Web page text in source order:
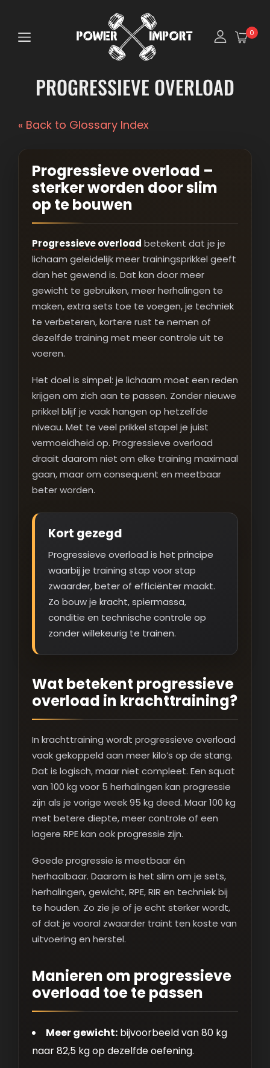
0
PROGRESSIEVE OVERLOAD
« Back to Glossary Index
Progressieve overload –
sterker worden door slim
op te bouwen
Progressieve overload betekent dat je je
lichaam geleidelijk meer trainingsprikkel geeft
dan het gewend is. Dat kan door meer
gewicht te gebruiken, meer herhalingen te
maken, extra sets toe te voegen, je techniek
te verbeteren, kortere rust te nemen of
dezelfde training met meer controle uit te
voeren.
Het doel is simpel: je lichaam moet een reden
krijgen om zich aan te passen. Zonder nieuwe
prikkel blijf je vaak hangen op hetzelfde
niveau. Met te veel prikkel stapel je juist
vermoeidheid op. Progressieve overload
draait daarom niet om elke training maximaal
gaan, maar om consequent en meetbaar
beter worden.
Kort gezegd
Progressieve overload is het principe
waarbij je training stap voor stap
zwaarder, beter of efficiënter maakt.
Zo bouw je kracht, spiermassa,
conditie en technische controle op
zonder willekeurig te trainen.
Wat betekent progressieve
overload in krachttraining?
In krachttraining wordt progressieve overload
vaak gekoppeld aan meer kilo’s op de stang.
Dat is logisch, maar niet compleet. Een squat
van 100 kg voor 5 herhalingen kan progressie
zijn als je vorige week 95 kg deed. Maar 100 kg
met betere diepte, meer controle of een
lagere RPE kan ook progressie zijn.
Goede progressie is meetbaar én
herhaalbaar. Daarom is het slim om je sets,
herhalingen, gewicht, RPE, RIR en techniek bij
te houden. Zo zie je of je echt sterker wordt,
of dat je vooral zwaarder traint ten koste van
uitvoering en herstel.
Manieren om progressieve
overload toe te passen
Meer gewicht: bijvoorbeeld van 80 kg
naar 82,5 kg op dezelfde oefening.